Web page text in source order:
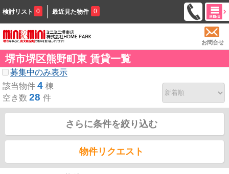
検討リスト 0 最近見た物件 0
お問合せ
堺市堺区熊野町東 賃貸一覧
募集中のみ表示
該当物件 4 棟
空き数 28 件
さらに条件を絞り込む
物件リクエスト